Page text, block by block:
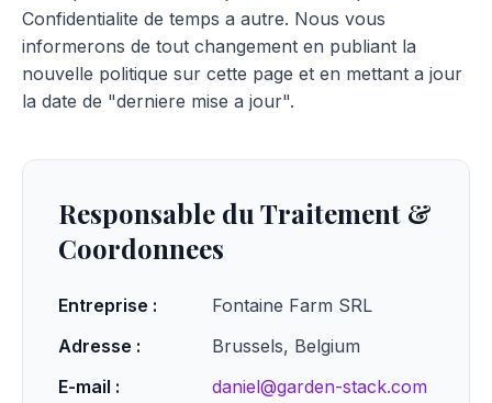
Confidentialite de temps a autre. Nous vous
informerons de tout changement en publiant la
nouvelle politique sur cette page et en mettant a jour
la date de "derniere mise a jour".
Responsable du Traitement &
Coordonnees
Entreprise :
Fontaine Farm SRL
Adresse :
Brussels, Belgium
E-mail :
daniel@garden-stack.com